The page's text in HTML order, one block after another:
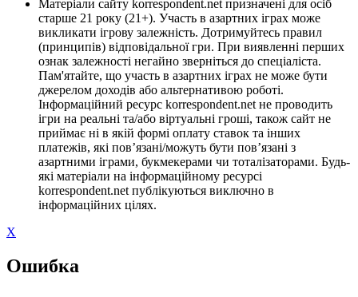
Матеріали сайту korrespondent.net призначені для осіб
старше 21 року (21+). Участь в азартних іграх може
викликати ігрову залежність. Дотримуйтесь правил
(принципів) відповідальної гри. При виявленні перших
ознак залежності негайно зверніться до спеціаліста.
Пам'ятайте, що участь в азартних іграх не може бути
джерелом доходів або альтернативою роботі.
Інформаційний ресурс korrespondent.net не проводить
ігри на реальні та/або віртуальні гроші, також сайт не
приймає ні в якій формі оплату ставок та інших
платежів, які пов’язані/можуть бути пов’язані з
азартними іграми, букмекерами чи тоталізаторами. Будь-
які матеріали на інформаційному ресурсі
korrespondent.net публікуються виключно в
інформаційних цілях.
X
Ошибка